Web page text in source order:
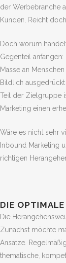
der Werbebranche
Kunden. Reicht doch.
Doch worum
Gegenteil
Masse an
Bildlich
Teil der Zielgruppe
Marketing einen
Wäre es nicht sehr
Inbound Marketing
richtigen
DIE
Die
Zunächst möchte
Ansätze.
thematische,